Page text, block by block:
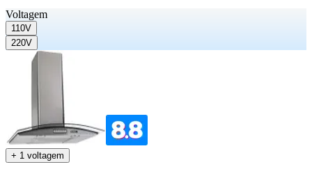
Voltagem
110V
220V
+ 1 voltagem